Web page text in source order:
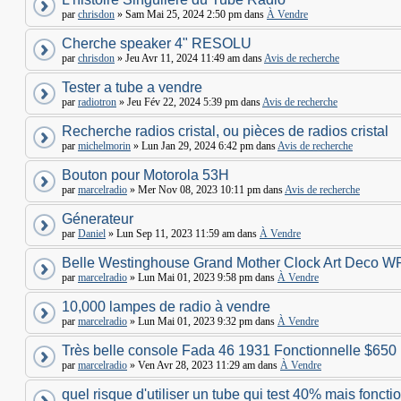
par chrisdon » Sam Mai 25, 2024 2:50 pm dans À Vendre
Cherche speaker 4" RESOLU
par chrisdon » Jeu Avr 11, 2024 11:49 am dansAvis de recherche
Tester a tube a vendre
par radiotron » Jeu Fév 22, 2024 5:39 pm dansAvis de recherche
Recherche radios cristal, ou pièces de radios cristal
par michelmorin » Lun Jan 29, 2024 6:42 pm dansAvis de recherche
Bouton pour Motorola 53H
par marcelradio » Mer Nov 08, 2023 10:11 pm dansAvis de recherche
Génerateur
par Daniel » Lun Sep 11, 2023 11:59 am dans À Vendre
Belle Westinghouse Grand Mother Clock Art Deco
par marcelradio » Lun Mai 01, 2023 9:58 pm dans À Vendre
10,000 lampes de radio à vendre
par marcelradio » Lun Mai 01, 2023 9:32 pm dans À Vendre
Très belle console Fada 46 1931 Fonctionnelle $650
par marcelradio » Ven Avr 28, 2023 11:29 am dans À Vendre
quel risque d'utiliser un tube qui test 40% mais